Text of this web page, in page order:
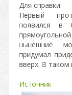
Для справки:
Первый
появился
нынешние
придумал
вверх. В таком
Источник